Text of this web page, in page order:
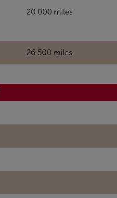
20 000 miles
26 500 miles